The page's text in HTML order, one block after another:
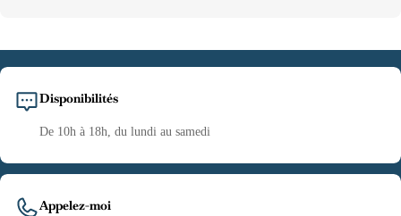
sous le sapin, il ne reste plus à la personne qu’à gratter la pastille pour
Mes cartes se déclinent en plusieurs univers pour s’adapter à toutes les
envies.
Certaines prennent la forme defaux billets d’embarquementou de
surprise. D’autres arborent des illustrations festives ou élégantes, idéales
Disponibilités
De 10h à 18h, du lundi au samedi
Appelez-moi